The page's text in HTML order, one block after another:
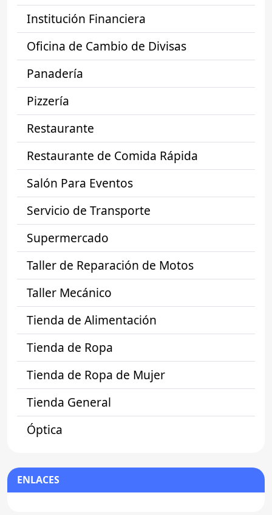
Institución Financiera
Oficina de Cambio de Divisas
Panadería
Pizzería
Restaurante
Restaurante de Comida Rápida
Salón Para Eventos
Servicio de Transporte
Supermercado
Taller de Reparación de Motos
Taller Mecánico
Tienda de Alimentación
Tienda de Ropa
Tienda de Ropa de Mujer
Tienda General
Óptica
ENLACES